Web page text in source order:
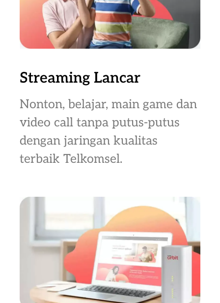
Streaming Lancar
Nonton, belajar, main game dan
video call tanpa putus-putus
dengan jaringan kualitas
terbaik Telkomsel.